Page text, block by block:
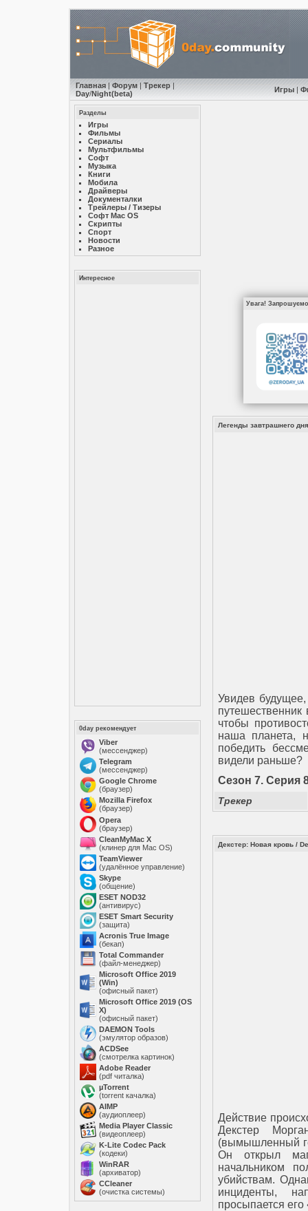
Главная| Форум| Трекер|
Day/Night(beta) Игры|
Разделы
Игры
Фильмы
Сериалы
Мультфильмы
Софт
Музыкa
Книги
Мобила
Драйверы
Документалки
Трейлеры / Тизеры
Софт Mac OS
Скрипты
Спорт
Новости
Разное
Интересное
0day рекомендует
Viber
(мессенджер)
Telegram
(мессенджер)
Google Chrome
(браузер)
Mozilla Firefox
(браузер)
Opera
(браузер)
CleanMyMac X
(клинер для Mac OS)
TeamViewer
(удалённое управление)
Skype
(общение)
ESET NOD32
(антивирус)
ESET Smart Security
(защита)
Acronis True Image
(бекап)
Total Commander
(файл-менеджер)
Microsoft Office 2019
(Win)
(офисный пакет)
Microsoft Office 2019 (OS
X)
(офисный пакет)
DAEMON Tools
(эмулятор образов)
ACDSee
(смотрелка картинок)
Adobe Reader
(pdf читалка)
µTorrent
(torrent качалка)
AIMP
(аудиоплеер)
Media Player Classic
(видеоплеер)
K-Lite Codec Pack
(кодеки)
WinRAR
(архиватор)
ССleaner
(очистка системы)
Увага! Запрошуємо
Легенды завтрашнего
Увидев
чтобы
наша планета,
победить
видели раньше?
Сезон 7. Cерия
Трекер
Декстер: Новая кровь /
Действие
Декстер
(вымышленный
Он открыл
начальником
убийствам.
инциденты,
просыпается